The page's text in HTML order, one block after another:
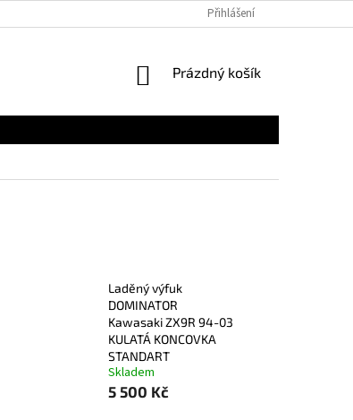
Přihlášení
NÁKUPNÍ
Prázdný košík
Laděný výfuk
DOMINATOR
Kawasaki ZX9R 94-03
KULATÁ KONCOVKA
STANDART
Skladem
5 500 Kč